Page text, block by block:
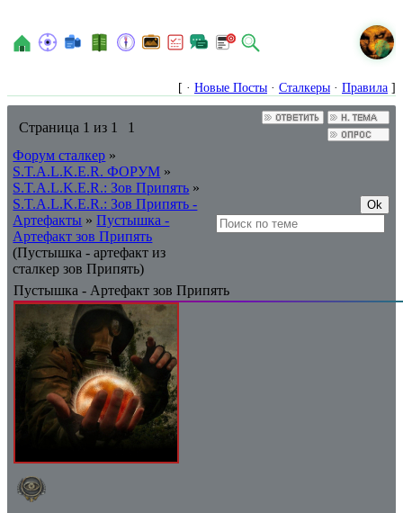
N
[ · Новые Посты · Сталкеры · Правила ]
Страница 1 из 1
1
Форум сталкер »
S.T.A.L.K.E.R. ФОРУМ »
S.T.A.L.K.E.R.: Зов Припять »
S.T.A.L.K.E.R.: Зов Припять -
Артефакты » Пустышка -
Артефакт зов Припять
(Пустышка - артефакт из
сталкер зов Припять)
Пустышка - Артефакт зов Припять